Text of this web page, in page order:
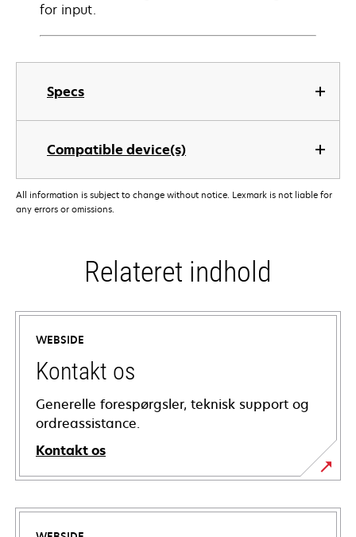
Specs
Compatible device(s)
for input.
All information is subject to change without notice. Lexmark is not liable for
any errors or omissions.
Relateret indhold
WEBSIDE
Kontakt os
Generelle forespørgsler, teknisk support og
ordreassistance.
Kontakt os